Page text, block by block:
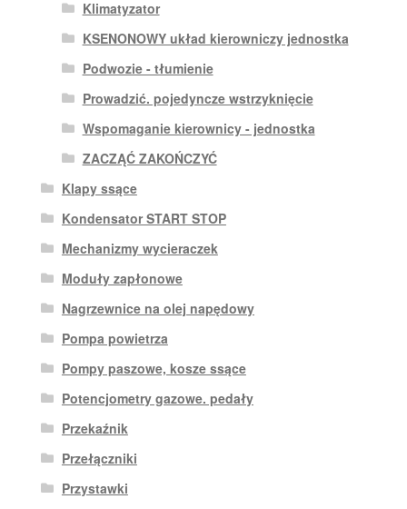
Klimatyzator
KSENONOWY układ kierowniczy jednostka
Podwozie - tłumienie
Prowadzić. pojedyncze wstrzyknięcie
Wspomaganie kierownicy - jednostka
ZACZĄĆ ZAKOŃCZYĆ
Klapy ssące
Kondensator START STOP
Mechanizmy wycieraczek
Moduły zapłonowe
Nagrzewnice na olej napędowy
Pompa powietrza
Pompy paszowe, kosze ssące
Potencjometry gazowe. pedały
Przekaźnik
Przełączniki
Przystawki